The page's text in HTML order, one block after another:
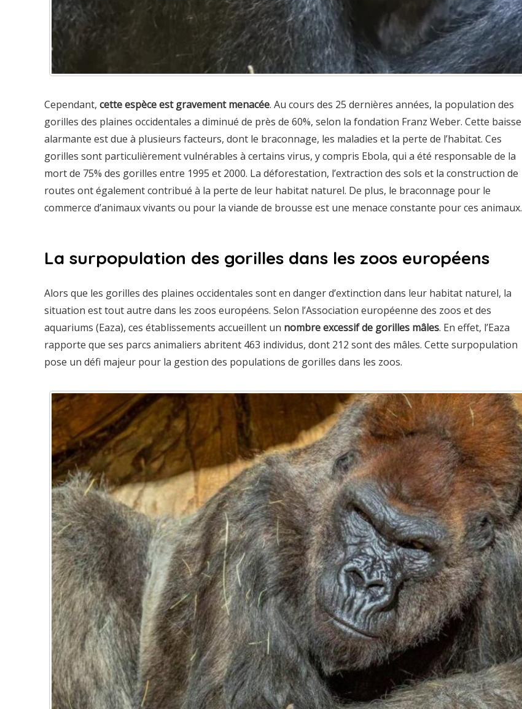
Cependant, cette espèce est gravement menacée. Au cours des 25 dernières années, la population des
gorilles des plaines occidentales a diminué de près de 60%, selon la fondation Franz Weber. Cette baisse
alarmante est due à plusieurs facteurs, dont le braconnage, les maladies et la perte de l’habitat. Ces
gorilles sont particulièrement vulnérables à certains virus, y compris Ebola, qui a été responsable de la
mort de 75% des gorilles entre 1995 et 2000. La déforestation, l’extraction des sols et la construction de
routes ont également contribué à la perte de leur habitat naturel. De plus, le braconnage pour le
commerce d’animaux vivants ou pour la viande de brousse est une menace constante pour ces animaux.
La surpopulation des gorilles dans les zoos européens
Alors que les gorilles des plaines occidentales sont en danger d’extinction dans leur habitat naturel, la
situation est tout autre dans les zoos européens. Selon l’Association européenne des zoos et des
aquariums (Eaza), ces établissements accueillent un nombre excessif de gorilles mâles. En effet, l’Eaza
rapporte que ses parcs animaliers abritent 463 individus, dont 212 sont des mâles. Cette surpopulation
pose un défi majeur pour la gestion des populations de gorilles dans les zoos.